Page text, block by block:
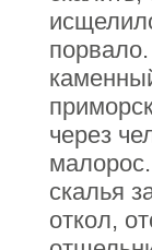
через
скалья
откол,